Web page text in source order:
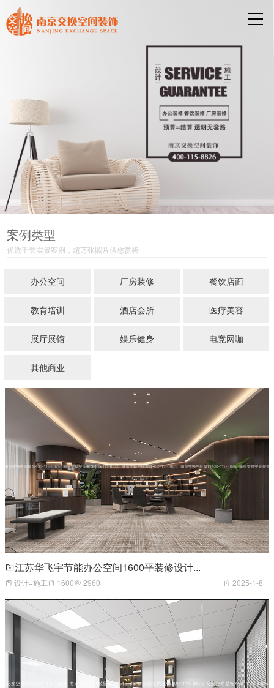
案例类型
优选千套实景案例，超万张照片供您赏析
办公空间 厂房装修 餐饮店面
教育培训 酒店会所 医疗美容
展厅展馆 娱乐健身 电竞网咖
其他商业
江苏华飞宇节能办公空间1600平装修设计...
设计+施工 1600 2960 2025-1-8